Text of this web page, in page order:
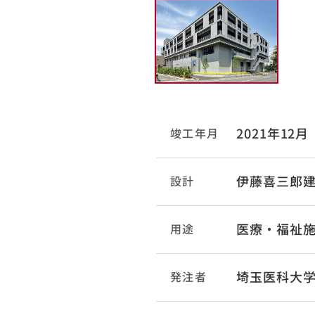
竣工年月 2021年12月
設計 伊藤喜三郎
用途 医療・福祉
発注者 埼玉医科大学